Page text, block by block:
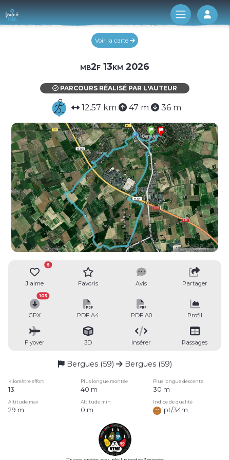
Log
Voir la carte
mb2f 13km 2026
PARCOURS RÉALISÉ PAR L'AUTEUR
12.57 km 47 m 36 m
J'aime
5
Favoris Avis Partager
GPX
105
PDF A4 PDF A0 Profil
Flyover 3D Insérer Passages
Bergues (59) Bergues (59)
Kilomètre effort Plus longue montée Plus longue descente
13 40 m 30 m
Altitude max Altitude min Indice de qualité
29 m 0 m 1pt/34m